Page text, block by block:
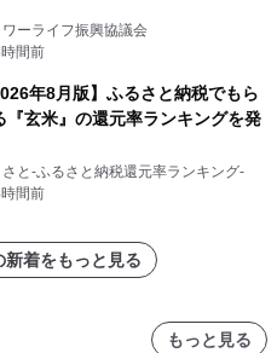
ワーライフ振興協議会
間前
年8月版】ふるさと納税でもら
『玄米』の還元率ランキングを発
さと-ふるさと納税還元率ランキング-
間前
新着をもっと見る
もっと見る